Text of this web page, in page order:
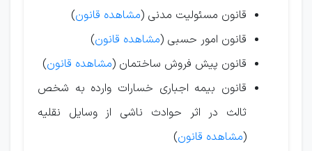
قانون مسئولیت مدنی (مشاهده قانون)
قانون امور حسبی (مشاهده قانون)
قانون پیش فروش ساختمان (مشاهده قانون)
قانون بیمه اجباری خسارات وارده به شخص
ثالث در اثر حوادث ناشی از وسایل نقلیه
(مشاهده قانون)